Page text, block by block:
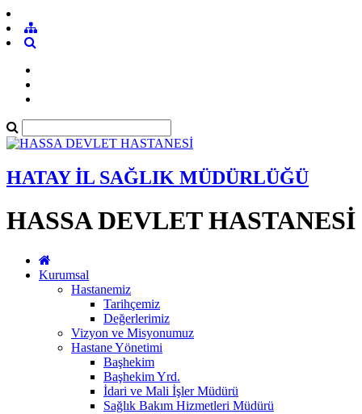
HATAY İL SAĞLIK MÜDÜRLÜĞÜ
HASSA DEVLET HASTANESİ
Kurumsal
Hastanemiz
Tarihçemiz
Değerlerimiz
Vizyon ve Misyonumuz
Hastane Yönetimi
Başhekim
Başhekim Yrd.
İdari ve Mali İşler Müdürü
Sağlık Bakım Hizmetleri Müdürü